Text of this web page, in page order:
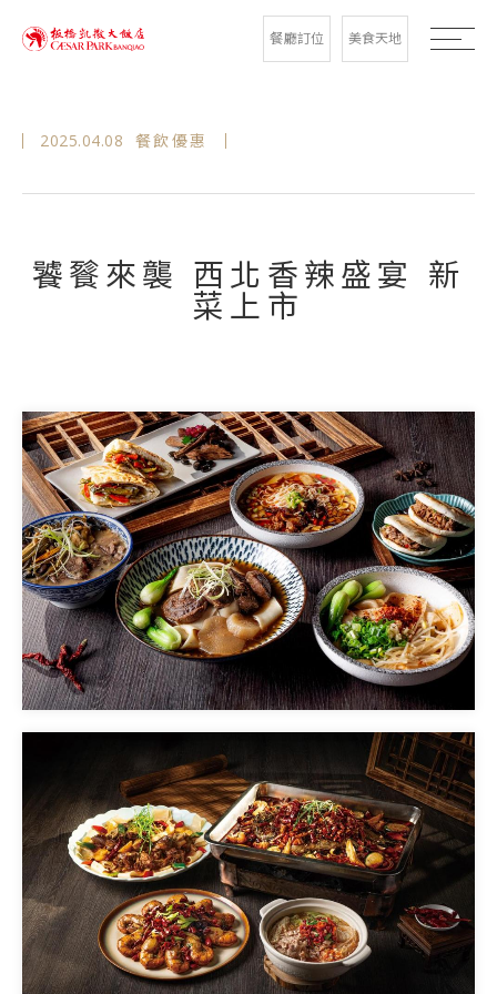
餐廳訂位 美食天地
2025.04.08 餐飲優惠
饕餮來襲 西北香辣盛宴 新
菜上市